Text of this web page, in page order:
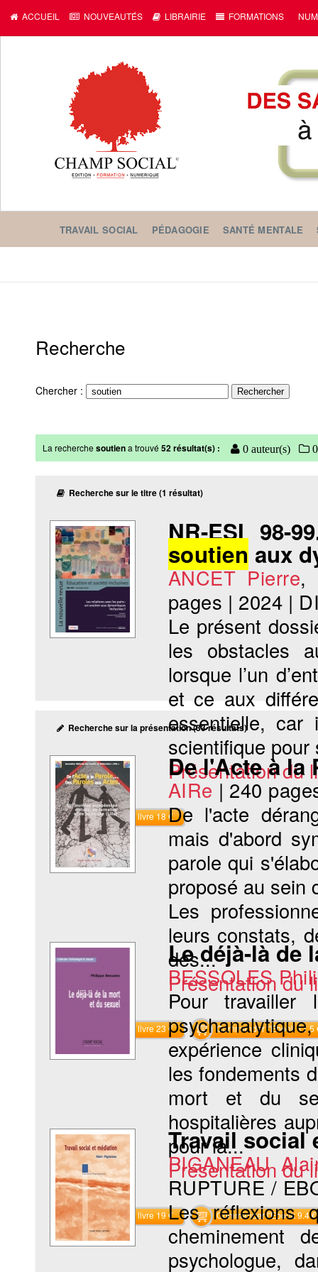
ACCUEIL NOUVEAUTÉS LIBRAIRIE FORMATIONS
TRAVAIL SOCIAL PÉDAGOGIE SANTÉ MENTALE
Recherche
Chercher :
La recherchesoutiena trouvé52 résultat(s) : 0 auteur(s)
Recherche sur le titre (1 résultat)
NR-ESI 98-
soutien aux
ANCET Pierre,
pages | 2024 |
Le présent
les obstacles
lorsque l’un
et ce aux
essentielle, car
scientifique
Présentation du
Commander le livre 18 €
Recherche sur la présentation (33 résultats)
De l'Acte à la
AIRe | 240
De l'acte
mais d'abord
parole qui
proposé au sein
Les
leurs constats,
des...
Présentation du
Commander le livre 23 € Commander l'Ebook 11.5
Le déjà-là de
BESSOLES
Pour travailler
expérience
les fondements
mort et du
hospitalières
pour la...
Présentation du
Commander le livre 19 € Commander l'Ebook 9.4 €
Travail social
PIGANEAU
RUPTURE /
Les réflexions
cheminement
psychologue,